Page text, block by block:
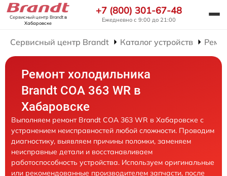
Сервисный центр Brandtв
Хабаровске
+7 (800) 301-67-48
Ежедневно с 9:00 до 21:00
Сервисный центр Brandt Каталог устройств
Ремонт холодильника
Brandt COA 363 WR в
Хабаровске
Выполняем ремонт Brandt COA 363 WR в Хабаровске с
устранением неисправностей любой сложности. Проводим
диагностику, выявляем причины поломки, заменяем
неисправные детали и восстанавливаем
работоспособность устройства. Используем оригинальные
или рекомендованные производителем запчасти, после